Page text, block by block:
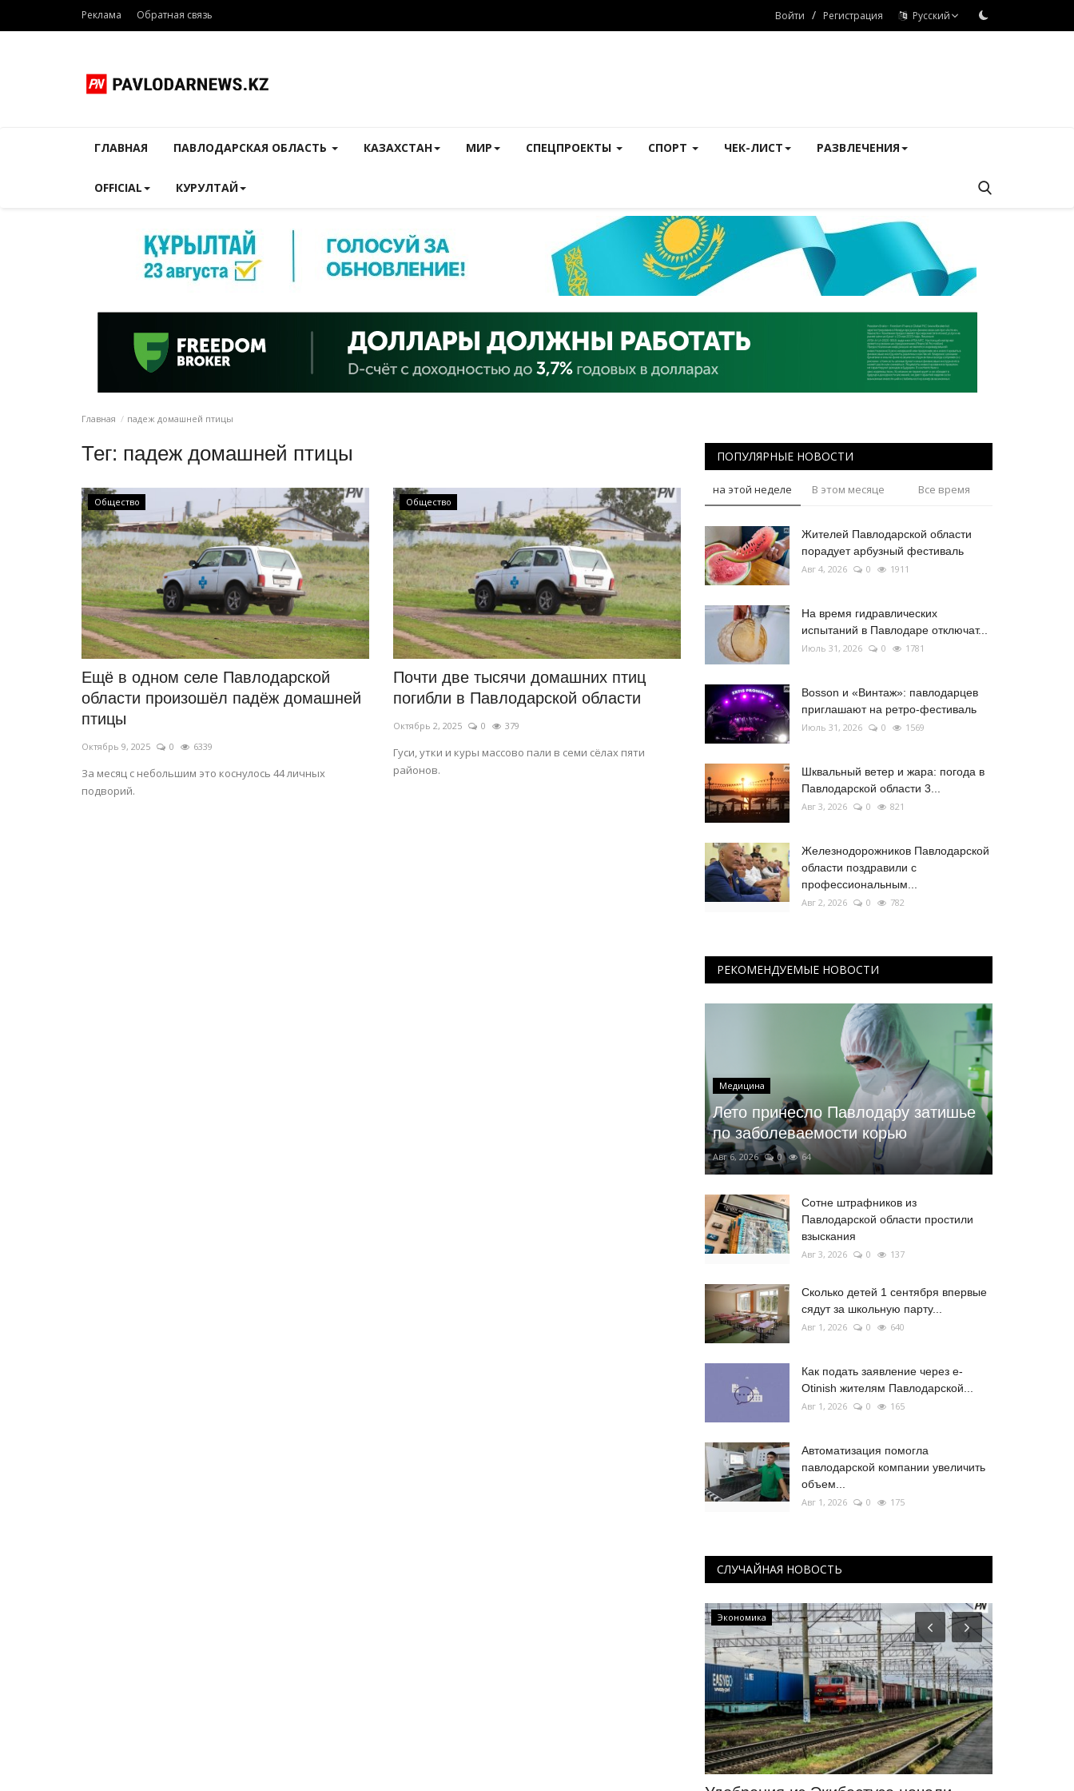
Реклама Обратная связь Войти / Регистрация Русский
ГЛАВНАЯ ПАВЛОДАРСКАЯ ОБЛАСТЬ КАЗАХСТАН МИР СПЕЦПРОЕКТЫ СПОРТ ЧЕК-ЛИСТ РАЗВЛЕЧЕНИЯ
OFFICIAL КУРУЛТАЙ
Главная падеж домашней птицы
Тег: падеж домашней птицы
Общество
Ещё в одном селе Павлодарской
области произошёл падёж домашней
птицы
Октябрь 9, 2025 0 6339
За месяц с небольшим это коснулось 44 личных
подворий.
Общество
Почти две тысячи домашних птиц
погибли в Павлодарской области
Октябрь 2, 2025 0 379
Гуси, утки и куры массово пали в семи сёлах пяти
районов.
ПОПУЛЯРНЫЕ НОВОСТИ
на этой неделе В этом месяце Все время
Жителей Павлодарской области
порадует арбузный фестиваль
Авг 4, 2026 0 1911
На время гидравлических
испытаний в Павлодаре отключат...
Июль 31, 2026 0 1781
Bosson и «Винтаж»: павлодарцев
приглашают на ретро-фестиваль
Июль 31, 2026 0 1569
Шквальный ветер и жара: погода в
Павлодарской области 3...
Авг 3, 2026 0 821
Железнодорожников Павлодарской
области поздравили с
профессиональным...
Авг 2, 2026 0 782
РЕКОМЕНДУЕМЫЕ НОВОСТИ
Медицина
Лето принесло Павлодару затишье
по заболеваемости корью
Авг 6, 2026 0 64
Сотне штрафников из
Павлодарской области простили
взыскания
Авг 3, 2026 0 137
Сколько детей 1 сентября впервые
сядут за школьную парту...
Авг 1, 2026 0 640
Как подать заявление через e-
Otinish жителям Павлодарской...
Авг 1, 2026 0 165
Автоматизация помогла
павлодарской компании увеличить
объем...
Авг 1, 2026 0 175
СЛУЧАЙНАЯ НОВОСТЬ
Боевые искусства